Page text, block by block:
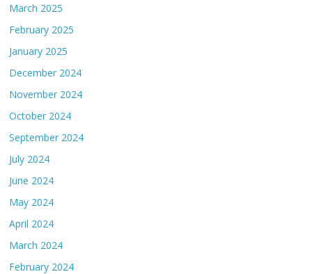
March 2025
February 2025
January 2025
December 2024
November 2024
October 2024
September 2024
July 2024
June 2024
May 2024
April 2024
March 2024
February 2024